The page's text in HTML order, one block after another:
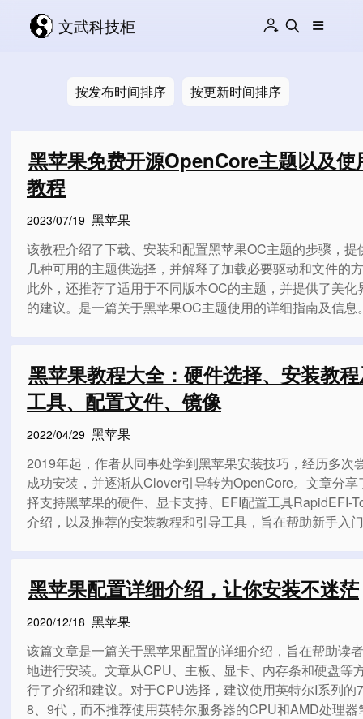
文武科技柜
按发布时间排序 按更新时间排序
黑苹果免费开源OpenCore主题以及使
教程
2023/07/19 黑苹果
该教程介绍了下载、安装和配置黑苹果OC主题的步骤，提
几种可用的主题供选择，并解释了加载必要驱动和文件的
此外，还推荐了适用于不同版本OC的主题，并提供了美化
的建议。是一篇关于黑苹果OC主题使用的详细指南及信息
黑苹果教程大全：硬件选择、安装教
工具、配置文件、镜像
2022/04/29 黑苹果
2019年起，作者从同事处学到黑苹果安装技巧，经历多次
成功安装，并逐渐从Clover引导转为OpenCore。文章分享
择支持黑苹果的硬件、显卡支持、EFI配置工具RapidEFI-
介绍，以及推荐的安装教程和引导工具，旨在帮助新手入
黑苹果配置详细介绍，让你安装不迷茫
2020/12/18 黑苹果
该篇文章是一篇关于黑苹果配置的详细介绍，旨在帮助读
地进行安装。文章从CPU、主板、显卡、内存条和硬盘等
行了介绍和建议。对于CPU选择，建议使用英特尔I系列的
8、9代，而不推荐使用英特尔服务器的CPU和AMD处理器